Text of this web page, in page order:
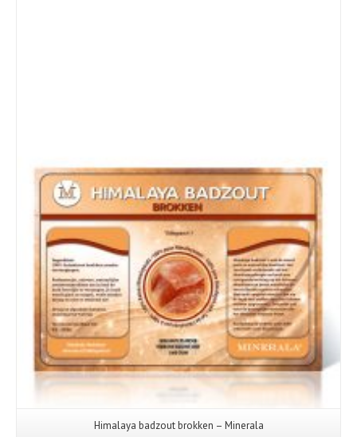
Himalaya badzout brokken – Minerala